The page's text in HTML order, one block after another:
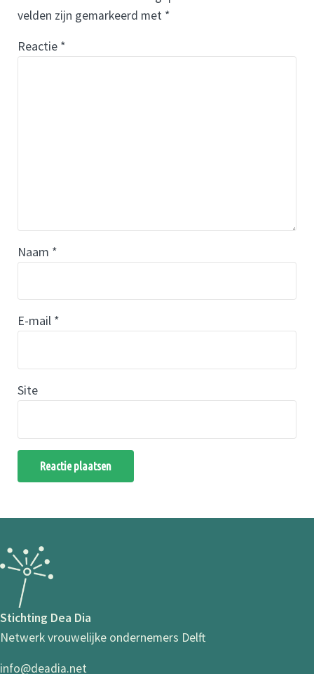
velden zijn gemarkeerd met *
Reactie *
Naam *
E-mail *
Site
Stichting Dea Dia
Netwerk vrouwelijke ondernemers Delft
info@deadia.net